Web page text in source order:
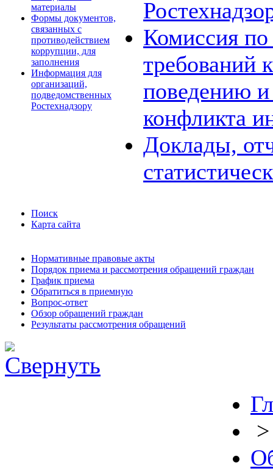
материалы
Формы документов,
связанных с
противодействием
коррупции, для
заполнения
Информация для
организаций,
подведомственных
Ростехнадзору
Комиссия
требований
поведению
конфликта
Доклады,
Поиск
Карта сайта
Нормативные правовые акты
Порядок приема и рассмотрения обращений граждан
График приема
Обратиться в приемную
Вопрос-ответ
Обзор обращений граждан
Результаты рассмотрения обращений